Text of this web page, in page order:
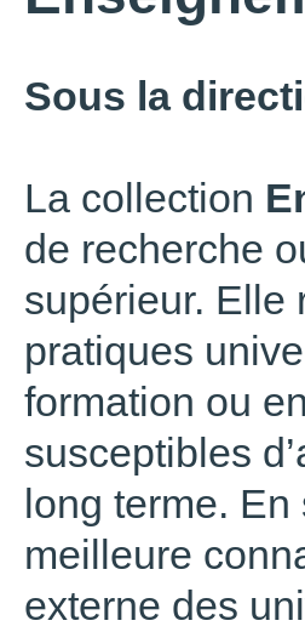
Sous la
La collection
de recherche
supérieur. Elle
pratiques
formation ou
susceptibles
long terme.
meilleure
externe des